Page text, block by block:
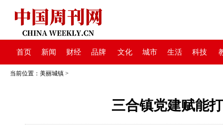
首页 新闻 财经 品牌 文化 城市 生活 科技
当前位置： 美丽城镇 >
三合镇党建赋能